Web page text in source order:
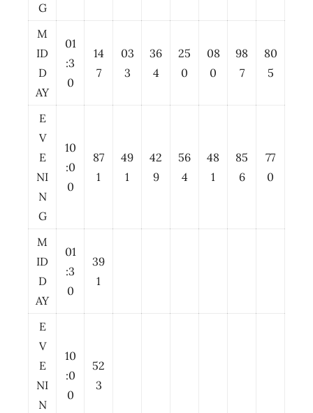
G
M
ID
D
AY
01
:3
0
14
7
03
3
36
4
25
0
08
0
98
7
80
5
E
V
E
NI
N
G
10
:0
0
87
1
49
1
42
9
56
4
48
1
85
6
77
0
M
ID
D
AY
01
:3
0
39
1
E
V
E
NI
N
10
:0
0
52
3